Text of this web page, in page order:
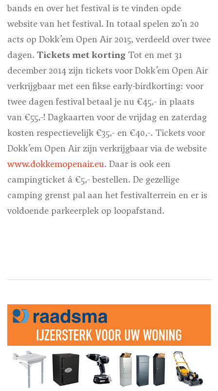
bands en over het festival is te vinden opde
website van het festival. In totaal spelen zo’n 20
acts op Dokk’em Open Air 2015, verdeeld over twee
dagen. Tickets met korting Tot en met 31
december 2014 zijn tickets voor Dokk’em Open Air
verkrijgbaar met een fikse early-birdkorting: voor
twee dagen festival betaal je nu €45,- in plaats
van €55,-! Dagkaarten voor de vrijdag en zaterdag
kosten respectievelijk €35,- en €40,-. Tickets voor
Dokk’em Open Air zijn verkrijgbaar via de website
www.dokkemopenair.eu. Daar is ook een
campingticket á €5,- bestellen. De gezellige
camping grenst pal aan het festivalterrein en er is
voldoende parkeerplek op loopafstand.